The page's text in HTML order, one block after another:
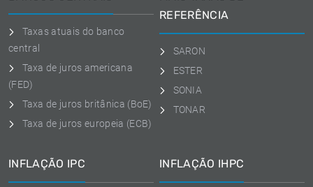
Taxas atuais do banco
central
Taxa de juros americana
(FED)
Taxa de juros britânica (BoE)
Taxa de juros europeia (ECB)
REFERÊNCIA
SARON
ESTER
SONIA
TONAR
INFLAÇÃO IPC INFLAÇÃO IHPC